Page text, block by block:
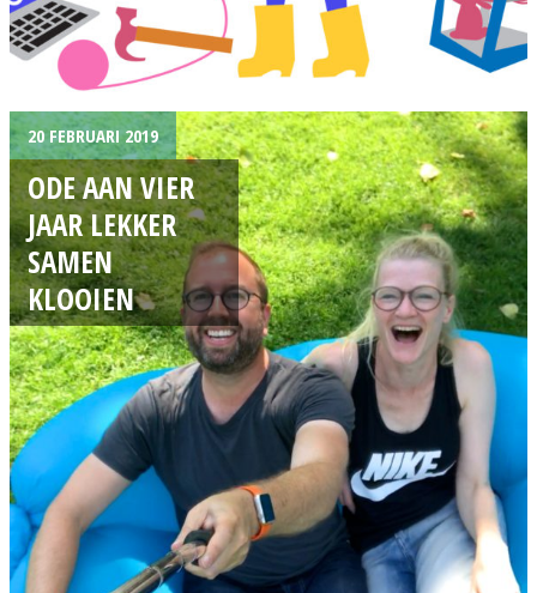
20 FEBRUARI 2019
ODE AAN VIER
JAAR LEKKER
SAMEN
KLOOIEN